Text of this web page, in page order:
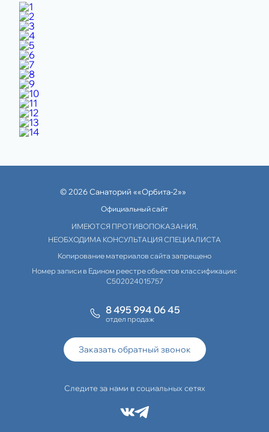
© 2026 Санаторий ««Орбита-2»»
Официальный сайт
ИМЕЮТСЯ ПРОТИВОПОКАЗАНИЯ,
НЕОБХОДИМА КОНСУЛЬТАЦИЯ СПЕЦИАЛИСТА
Копирование материалов сайта запрещено
Номер записи в Едином реестре объектов классификации:
С502024015757
8 495 994 06 45
отдел продаж
Заказать обратный звонок
Следите за нами в социальных сетях